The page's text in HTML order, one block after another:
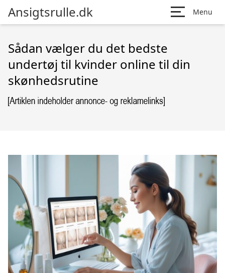
Ansigtsrulle.dk Menu
Sådan vælger du det bedste
undertøj til kvinder online til din
skønhedsrutine